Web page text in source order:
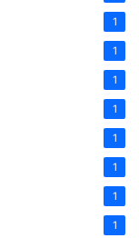
1
1
1
1
1
1
1
1